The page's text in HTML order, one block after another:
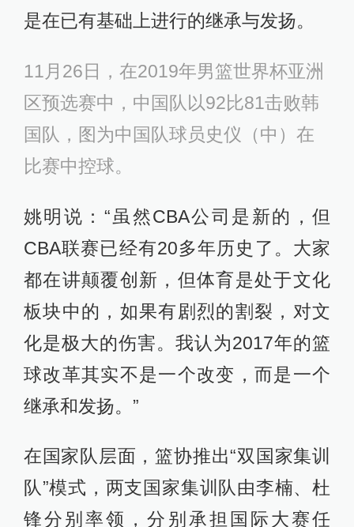
是在已有基础上进行的继承与发扬。
11月26日，在2019年男篮世界杯亚洲
区预选赛中，中国队以92比81击败韩
国队，图为中国队球员史仪（中）在
比赛中控球。
姚明说：“虽然CBA公司是新的，但
CBA联赛已经有20多年历史了。大家
都在讲颠覆创新，但体育是处于文化
板块中的，如果有剧烈的割裂，对文
化是极大的伤害。我认为2017年的篮
球改革其实不是一个改变，而是一个
继承和发扬。”
在国家队层面，篮协推出“双国家集训
队”模式，两支国家集训队由李楠、杜
锋分别率领，分别承担国际大赛任